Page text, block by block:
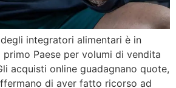
integratori alimentari è in
primo Paese per volumi di vendita
acquisti online guadagnano quote,
di aver fatto ricorso ad